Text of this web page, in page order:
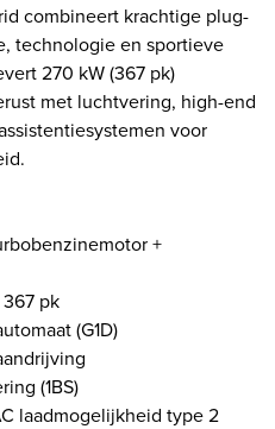
combineert krachtige plug-
technologie en sportieve
270 kW (367 pk)
met luchtvering, high-end
voor
+
pk
(G1D)
(1BS)
laadmogelijkheid type 2